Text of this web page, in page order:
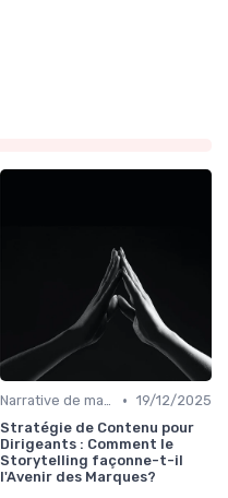
Narrative de marque & storytelling • 19/12/2025
Stratégie de Contenu pour
Dirigeants : Comment le
Storytelling façonne-t-il
l'Avenir des Marques?